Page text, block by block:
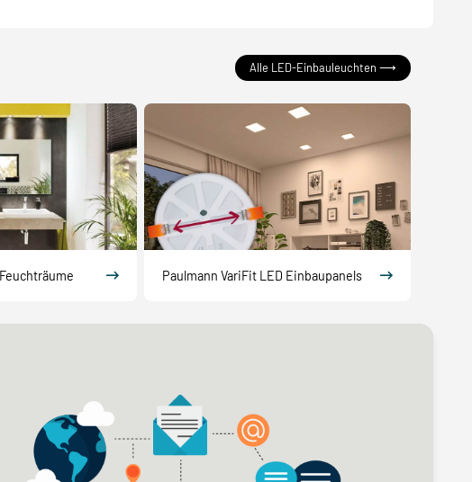
Alle LED-Einbauleuchten ⟶
Paulmann VariFit LED Einbaupanels